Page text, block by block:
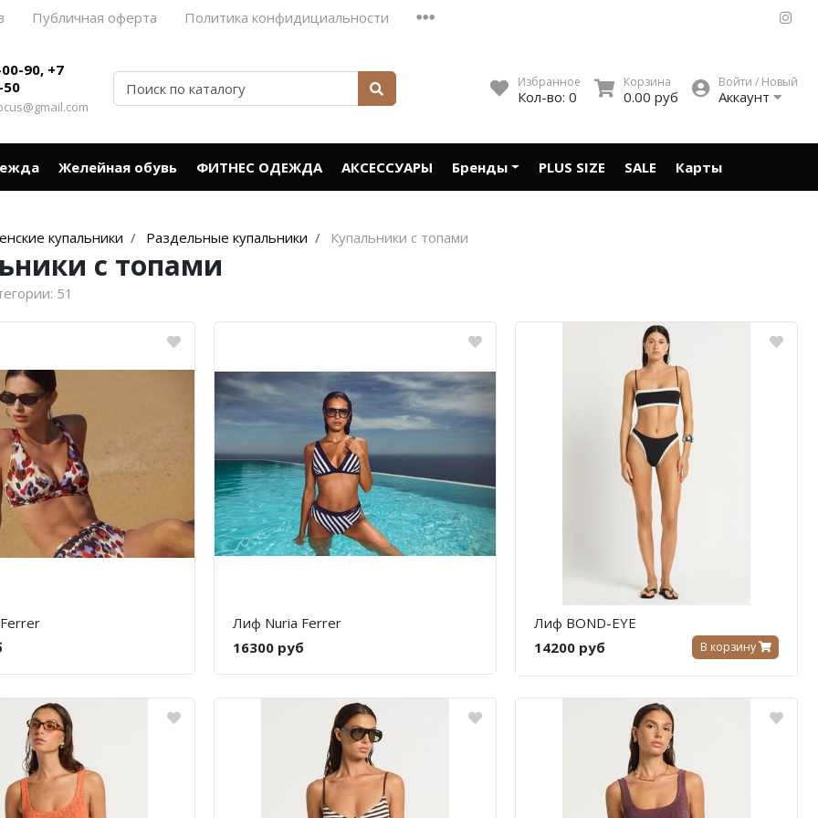
Публичная оферта Политика конфидициальности
90, +7
50
Избранное
Кол-во: 0
Корзина
0.00 руб
Войти / Новый
Аккаунт
Желейная обувь ФИТНЕС ОДЕЖДА АКСЕССУАРЫ Бренды PLUS SIZE SALE Карты
купальники Раздельные купальники Купальники с топами
с топами
51
Лиф Nuria Ferrer
16300 руб
Лиф BOND-EYE
14200 руб
В корзину